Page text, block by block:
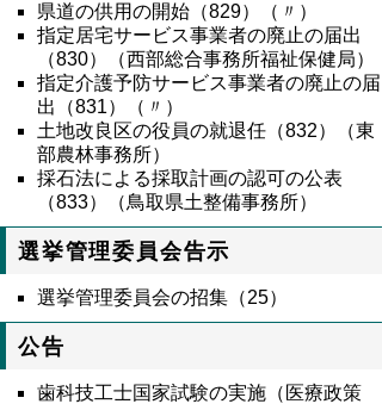
県道の供用の開始（829）（〃）
指定居宅サービス事業者の廃止の届出
（830）（西部総合事務所福祉保健局）
指定介護予防サービス事業者の廃止の届
出（831）（〃）
土地改良区の役員の就退任（832）（東
部農林事務所）
採石法による採取計画の認可の公表
（833）（鳥取県土整備事務所）
選挙管理委員会告示
選挙管理委員会の招集（25）
公告
歯科技工士国家試験の実施（医療政策